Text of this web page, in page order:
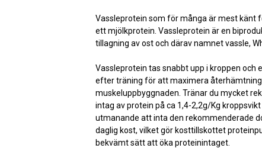
Vassleprotein som för många är mest känt
ett mjölkprotein. Vassleprotein är en
tillagning av ost och därav namnet vassle,
Vassleprotein tas snabbt upp i kroppen och
efter träning för att maximera
muskeluppbyggnaden. Tränar du mycket
intag av protein på ca 1,4-2,2g/Kg
utmanande att inta den rekommenderade
daglig kost, vilket gör kosttillskottet
bekvämt sätt att öka proteinintaget.